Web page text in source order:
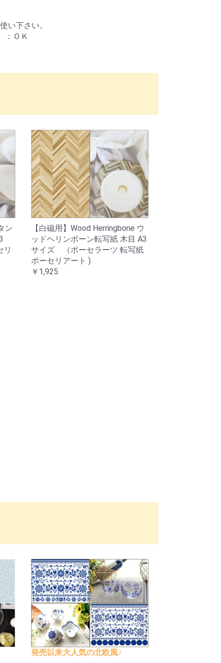
い下さい。
：ＯＫ
ン
リ
【白磁用】Wood Herringbone ウ
ッドヘリンボーン転写紙 木目 A3
サイズ （ポーセラーツ 転写紙
ポーセリアート )
￥1,925
発売以来大人気の北欧風♪